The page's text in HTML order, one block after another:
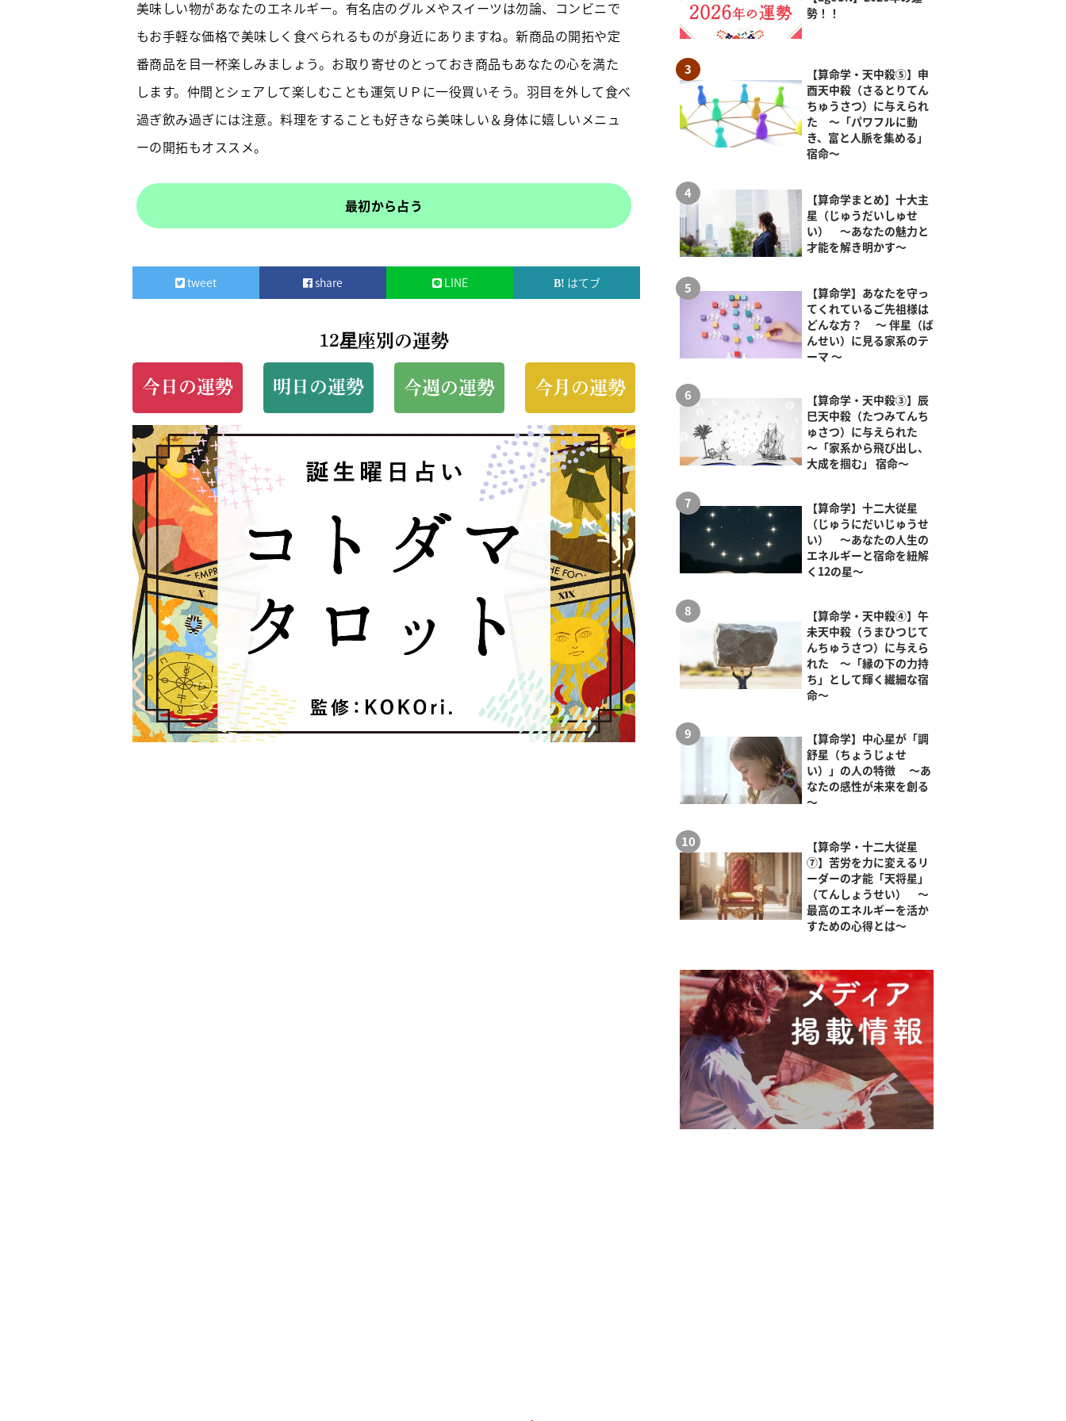
美味しい物があなたのエネルギー。有名店のグルメやスイーツは勿論、コンビニで
もお手軽な価格で美味しく食べられるものが身近にありますね。新商品の開拓や定
番商品を目一杯楽しみましょう。お取り寄せのとっておき商品もあなたの心を満た
します。仲間とシェアして楽しむことも運気ＵＰに一役買いそう。羽目を外して食べ
過ぎ飲み過ぎには注意。料理をすることも好きなら美味しい＆身体に嬉しいメニュ
ーの開拓もオススメ。
最初から占う
tweet share LINE はてブ
12星座別の運勢
今日の運勢 明日の運勢 今週の運勢 今月の運勢
勢！！
【算命学・天中殺⑤】申
酉天中殺（さるとりてん
ちゅうさつ）に与えられ
た ～「パワフルに動
き、富と人脈を集める」
宿命～
【算命学まとめ】十大主
星（じゅうだいしゅせ
い） ～あなたの魅力と
才能を解き明かす～
【算命学】あなたを守っ
てくれているご先祖様は
どんな方？ ～ 伴星（ば
んせい）に見る家系のテ
ーマ ～
【算命学・天中殺③】辰
巳天中殺（たつみてんち
ゅさつ）に与えられた
～「家系から飛び出し、
大成を掴む」 宿命～
【算命学】十二大従星
（じゅうにだいじゅうせ
い） ～あなたの人生の
エネルギーと宿命を紐解
く12の星～
【算命学・天中殺④】午
未天中殺（うまひつじて
んちゅうさつ）に与えら
れた ～「縁の下の力持
ち」として輝く繊細な宿
命～
【算命学】中心星が「調
舒星（ちょうじょせ
い）」の人の特徴 ～あ
なたの感性が未来を創る
～
【算命学・十二大従星
⑦】苦労を力に変えるリ
ーダーの才能「天将星」
（てんしょうせい） ～
最高のエネルギーを活か
すための心得とは～